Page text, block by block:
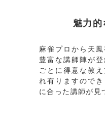
魅力
麻雀プロから天
豊富な講師陣が
ごとに得意な教
れ有りますので
に合った講師が見